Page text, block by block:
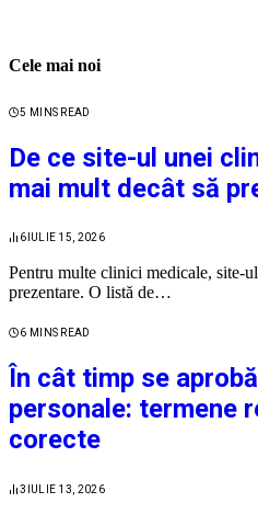
Cele mai noi
5 MINS READ
De ce site-ul unei
mai mult decât să
6 IULIE 15, 2026
Pentru multe clinici medicale, site-
prezentare. O listă de…
6 MINS READ
În cât timp se
personale: termene
corecte
3 IULIE 13, 2026